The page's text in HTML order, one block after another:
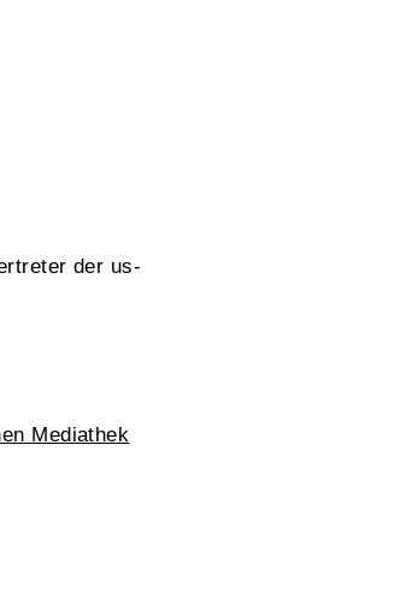
der us-
Mediathek